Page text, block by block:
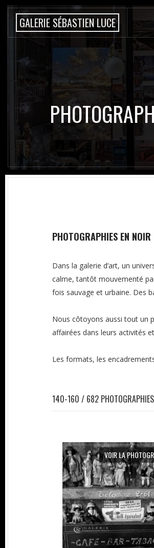
GALERIE SÉBASTIEN LUCE
PHOTOGRAPHIES EN
Dans la galerie d’art, un
calme, tantôt mouvementé
fois sauvage et urbaine. Des
Nous côtoyons aussi tout un
affairées dans leurs activités
Les formats, les
140-160 / 682 PHOTOGRAPHIES
VOIR LA